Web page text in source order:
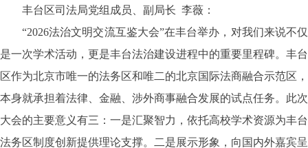
丰台区司法局党组成员、副局长 李薇：
“2026法治文明交流互鉴大会”在丰台举办，对我们来说不仅
是一次学术活动，更是丰台法治建设进程中的重要里程碑。丰台
区作为北京市唯一的法务区和唯二的北京国际法商融合示范区，
本身就承担着法律、金融、涉外商事融合发展的试点任务。此次
大会的主要意义有三：一是汇聚智力，依托高校学术资源为丰台
法务区制度创新提供理论支撑。二是展示形象，向国内外嘉宾呈